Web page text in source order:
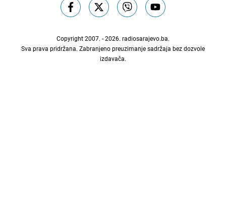
Copyright 2007. - 2026. radiosarajevo.ba.
Sva prava pridržana. Zabranjeno preuzimanje sadržaja bez dozvole
izdavača.